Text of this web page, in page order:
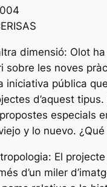
dimensió: Olot ha
sobre les noves
iniciativa pública
d’aquest
especials
y lo nuevo.
El
d’un miler